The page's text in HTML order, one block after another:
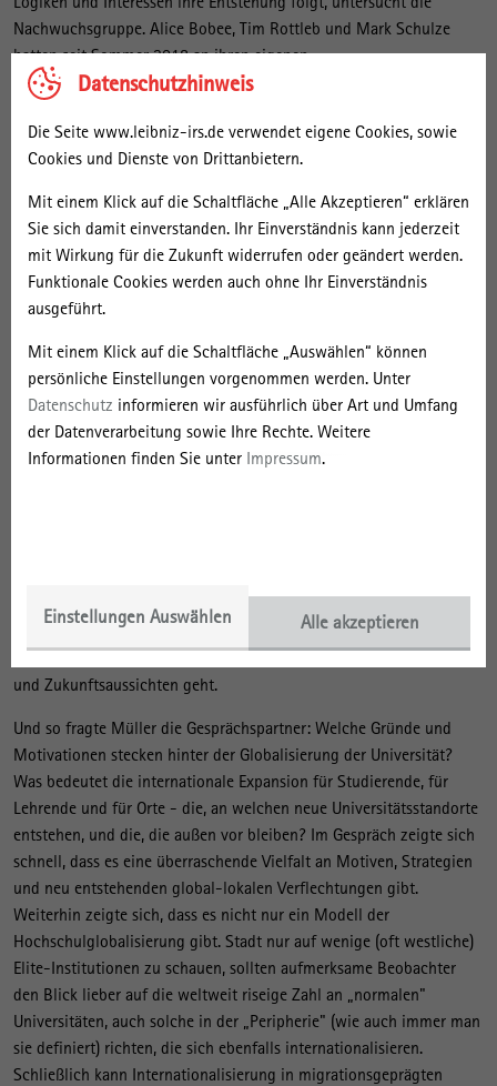
Datenschutzhinweis
Die Seite www.leibniz-irs.de verwendet eigene Cookies, sowie
Cookies und Dienste von Drittanbietern.
Mit einem Klick auf die Schaltfläche „Alle Akzeptieren“ erklären
Sie sich damit einverstanden. Ihr Einverständnis kann jederzeit
mit Wirkung für die Zukunft widerrufen oder geändert werden.
Funktionale Cookies werden auch ohne Ihr Einverständnis
ausgeführt.
Mit einem Klick auf die Schaltfläche „Auswählen“ können
persönliche Einstellungen vorgenommen werden. Unter
Datenschutz informieren wir ausführlich über Art und Umfang
der Datenverarbeitung sowie Ihre Rechte. Weitere
Informationen finden Sie unter Impressum.
Einstellungen Auswählen Alle akzeptieren
Nachwuchsgruppe. Alice Bobee, Tim Rottleb und Mark Schulze
hatten seit Sommer 2018 an ihren eigenen
Forschungskonzeptionen gearbeitet und beginnen zurzeit mit ihrer
dem Workshop, an welchem neben Hall, Collins und Olds auch die
Projektmitglieder Neil Coe (Professor am Department of Geography
am Department of Geography, Vrije Universiteit Brussels)
teilnahmen, noch einmal wichtiges Feedback, bevor es „ins Feld“
ging.
Hall, Collins und Olds hatten in den letzten Jahren zu
Sie hatten dabei höchst individuelle und persönliche
Berührungspunkte mit dem Thema: Als Beschäftigte von
Hochschulen sind alle drei selbst von den Veränderungen des
Hochschulsektor betroffen. Zugleich gestalten sie die
Globalisierung der Hochschuldbildung auch mit. Aus Sicht der
Sozialwissenschaftlern der raumbezogenen Sozialforschung, in
welchen es neben Forschungsinhalten auch um das eigene,
subjektive Erleben der Forschenden, um ihre Meinungen, Eindrücke
und Zukunftsaussichten geht.
Und so fragte Müller die Gesprächspartner: Welche Gründe und
Motivationen stecken hinter der Globalisierung der Universität?
Was bedeutet die internationale Expansion für Studierende, für
Lehrende und für Orte - die, an welchen neue Universitätsstandorte
entstehen, und die, die außen vor bleiben? Im Gespräch zeigte sich
schnell, dass es eine überraschende Vielfalt an Motiven, Strategien
und neu entstehenden global-lokalen Verflechtungen gibt.
Weiterhin zeigte sich, dass es nicht nur ein Modell der
Hochschulglobalisierung gibt. Stadt nur auf wenige (oft westliche)
Elite-Institutionen zu schauen, sollten aufmerksame Beobachter
den Blick lieber auf die weltweit riseige Zahl an „normalen"
Universitäten, auch solche in der „Peripherie" (wie auch immer man
sie definiert) richten, die sich ebenfalls internationalisieren.
Schließlich kann Internationalisierung in migrationsgeprägten